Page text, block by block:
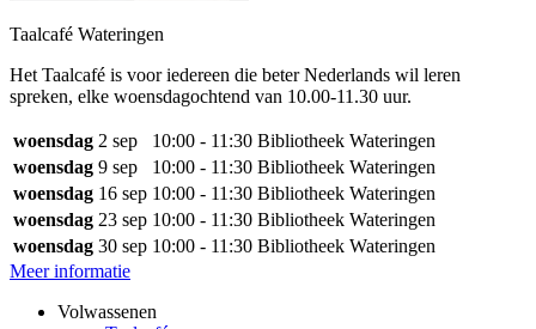
Taalcafé Wateringen
Het Taalcafé is voor iedereen die beter Nederlands wil leren
spreken, elke woensdagochtend van 10.00-11.30 uur.
woensdag 2 sep 10:00 - 11:30 Bibliotheek Wateringen
woensdag 9 sep 10:00 - 11:30 Bibliotheek Wateringen
woensdag 16 sep 10:00 - 11:30 Bibliotheek Wateringen
woensdag 23 sep 10:00 - 11:30 Bibliotheek Wateringen
woensdag 30 sep 10:00 - 11:30 Bibliotheek Wateringen
Meer informatie
Volwassenen